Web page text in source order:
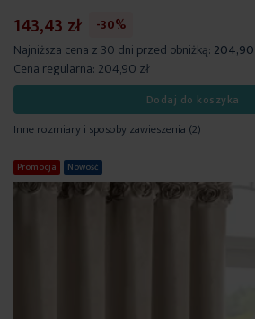
143,43 zł
-30%
Najniższa cena z 30 dni przed obniżką:
Cena regularna: 204,90 zł
Dodaj do koszyka
Inne rozmiary i sposoby zawieszenia (2)
Promocja Nowość